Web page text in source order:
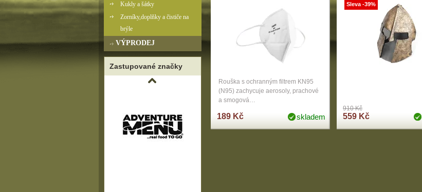
Rouška s ochranným filtrem KN95
(N95) zachycuje aerosoly, prachové
a smogová…
189 Kč skladem
910 Kč
559 Kč
Sleva -39%
Kukly a šátky
Zorníky,doplňky a čističe na
brýle
VÝPRODEJ
Zastupované značky